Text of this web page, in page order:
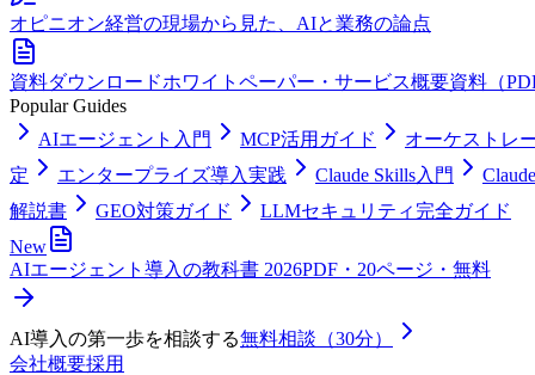
オピニオン経営の現場から見た、AIと業務の論点
資料ダウンロードホワイトペーパー・サービス概要資料（
Popular Guides
AIエージェント入門
MCP活用ガイド
オーケストレ
定
エンタープライズ導入実践 Claude Skills入門
解説書
GEO対策ガイド
LLMセキュリティ完全ガイド
New
AIエージェント導入の教科書 2026PDF・20ページ・無料
AI導入の第一歩を相談する無料相談（30分）
会社概要採用